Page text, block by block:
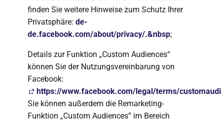
finden Sie weitere Hinweise zum Schutz Ihrer
Privatsphäre: de-
de.facebook.com/about/privacy/.&nbsp;
Details zur Funktion „Custom Audiences“
können Sie der Nutzungsvereinbarung von
Facebook:
https://www.facebook.com/legal/terms/
Sie können außerdem die Remarketing-
Funktion „Custom Audiences” im Bereich